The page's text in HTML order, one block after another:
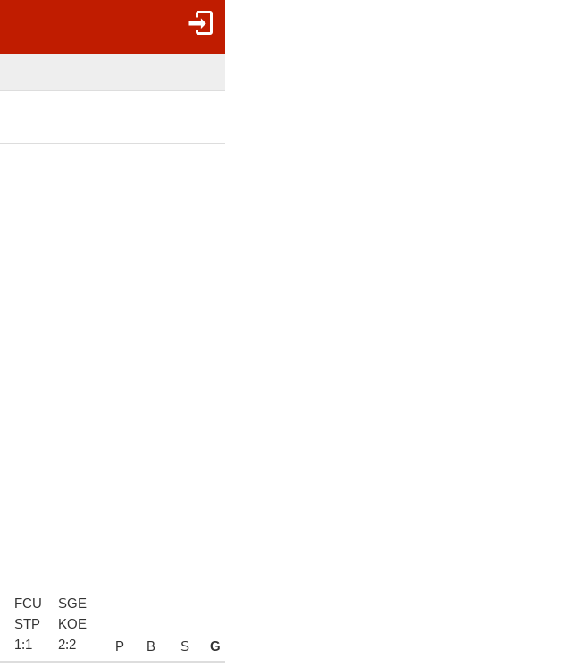
FCU
STP
1:1
SGE
KOE
2:2 P B S G